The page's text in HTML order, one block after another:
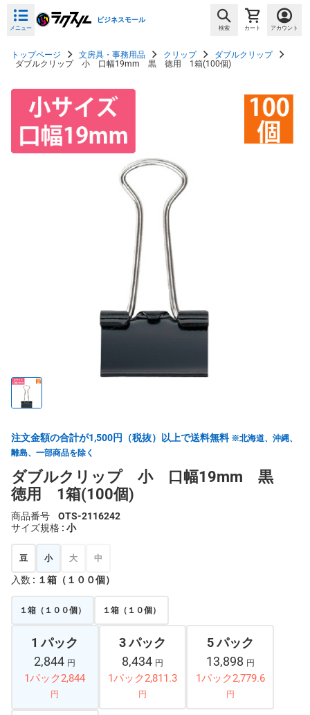
メニュー
ビジネスモール
検索 カート アカウント
トップページ 文房具・事務用品 クリップ
ダブルクリップ
ダブルクリップ 小 口幅19mm 黒 徳用 1箱(100個)
注文金額の合計が1,500円（税抜）以上で送料無料 ※北海道、沖縄、
離島、一部商品を除く
ダブルクリップ 小 口幅19mm 黒
徳用 1箱(100個)
商品番号
OTS-2116242
サイズ規格 : 小
豆 小 大 中
入数 : １箱（１００個）
１箱（１００個） １箱（１０個）
1 パック
2,844 円
1パック2,844
円
3 パック
8,434 円
1パック2,811.3
円
5 パック
13,898 円
1パック2,779.6
円